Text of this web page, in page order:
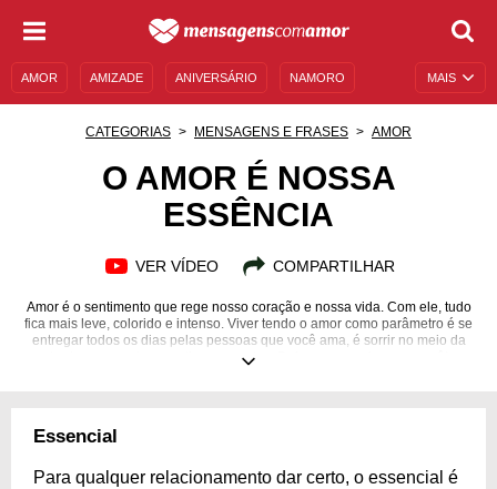
MAIS
AMOR AMIZADE ANIVERSÁRIO NAMORO
MENSAGENS DE ANIVERSÁRIO
CATEGORIAS MENSAGENS E FRASES AMOR
O AMOR É NOSSA
ESSÊNCIA
VER VÍDEO COMPARTILHAR
Amor é o sentimento que rege nosso coração e nossa vida. Com ele, tudo
fica mais leve, colorido e intenso. Viver tendo o amor como parâmetro é se
entregar todos os dias pelas pessoas que você ama, é sorrir no meio da
tarde sem nenhum motivo aparente... Deixe o amor viver em você!
Essencial
Para qualquer relacionamento dar certo, o essencial é